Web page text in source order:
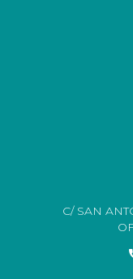
C/ SAN